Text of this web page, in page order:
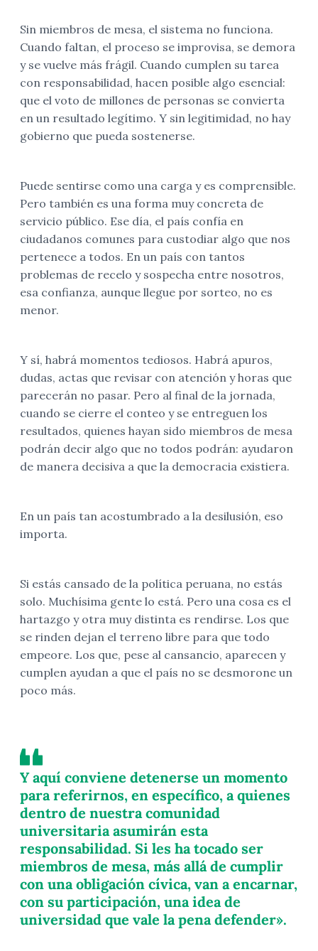
Sin miembros de mesa, el sistema no funciona.
Cuando faltan, el proceso se improvisa, se demora
y se vuelve más frágil. Cuando cumplen su tarea
con responsabilidad, hacen posible algo esencial:
que el voto de millones de personas se convierta
en un resultado legítimo. Y sin legitimidad, no hay
gobierno que pueda sostenerse.
Puede sentirse como una carga y es comprensible.
Pero también es una forma muy concreta de
servicio público. Ese día, el país confía en
ciudadanos comunes para custodiar algo que nos
pertenece a todos. En un país con tantos
problemas de recelo y sospecha entre nosotros,
esa confianza, aunque llegue por sorteo, no es
menor.
Y sí, habrá momentos tediosos. Habrá apuros,
dudas, actas que revisar con atención y horas que
parecerán no pasar. Pero al final de la jornada,
cuando se cierre el conteo y se entreguen los
resultados, quienes hayan sido miembros de mesa
podrán decir algo que no todos podrán: ayudaron
de manera decisiva a que la democracia existiera.
En un país tan acostumbrado a la desilusión, eso
importa.
Si estás cansado de la política peruana, no estás
solo. Muchísima gente lo está. Pero una cosa es el
hartazgo y otra muy distinta es rendirse. Los que
se rinden dejan el terreno libre para que todo
empeore. Los que, pese al cansancio, aparecen y
cumplen ayudan a que el país no se desmorone un
poco más.
Y aquí conviene detenerse un momento
para referirnos, en específico, a quienes
dentro de nuestra comunidad
universitaria asumirán esta
responsabilidad. Si les ha tocado ser
miembros de mesa, más allá de cumplir
con una obligación cívica, van a encarnar,
con su participación, una idea de
universidad que vale la pena defender».